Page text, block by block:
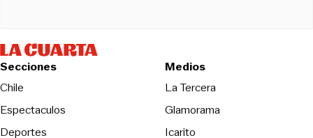
Secciones
Chile
Espectaculos
Deportes
Medios
La TerceraOpens in new
Glamorama
Icarito